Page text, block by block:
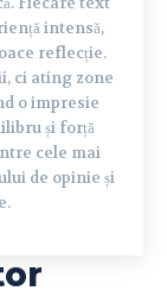
intensă,
reflecție.
ci ating zone
o impresie
și forță
cele mai
de opinie și